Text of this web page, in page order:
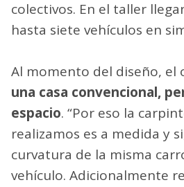
Para acceder a estos
armarse de paciencia: los
unidad, pero estiman unos
los medianos, como
hasta un año para micros
colectivos. En el taller
hasta siete vehículos en